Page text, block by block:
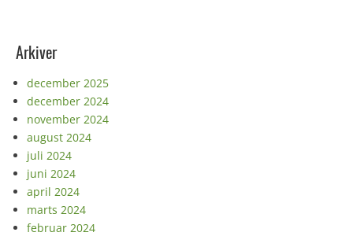
Arkiver
december 2025
december 2024
november 2024
august 2024
juli 2024
juni 2024
april 2024
marts 2024
februar 2024